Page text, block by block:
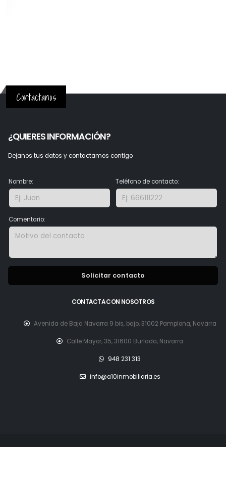
Contactanos
¿QUIERES INFORMACIÓN?
Dejanos tus datos y contactamos contigo
Nombre: Teléfono de contacto:
Comentario:
Solicitar contacto
CONTACTA CON NOSOTROS
Avenida de Baja Navarra 9 bis, bajo, 31002 Pamplona, Navarra
Calle Mayor, 35, 31600 Burlada, Navarra
948 231 313
info@a10inmobiliaria.es